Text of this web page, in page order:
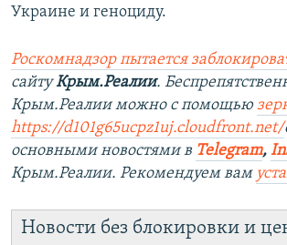
Украине и геноциду.
Роскомнадзор пытается
сайтуКрым.Реалии.
Крым.Реалии можно с помощью
https://d101g65ucpz1uj.cloudfront.net/
основными новостями в Telegram,
Крым.Реалии. Рекомендуем вам
Новости без блокировки и